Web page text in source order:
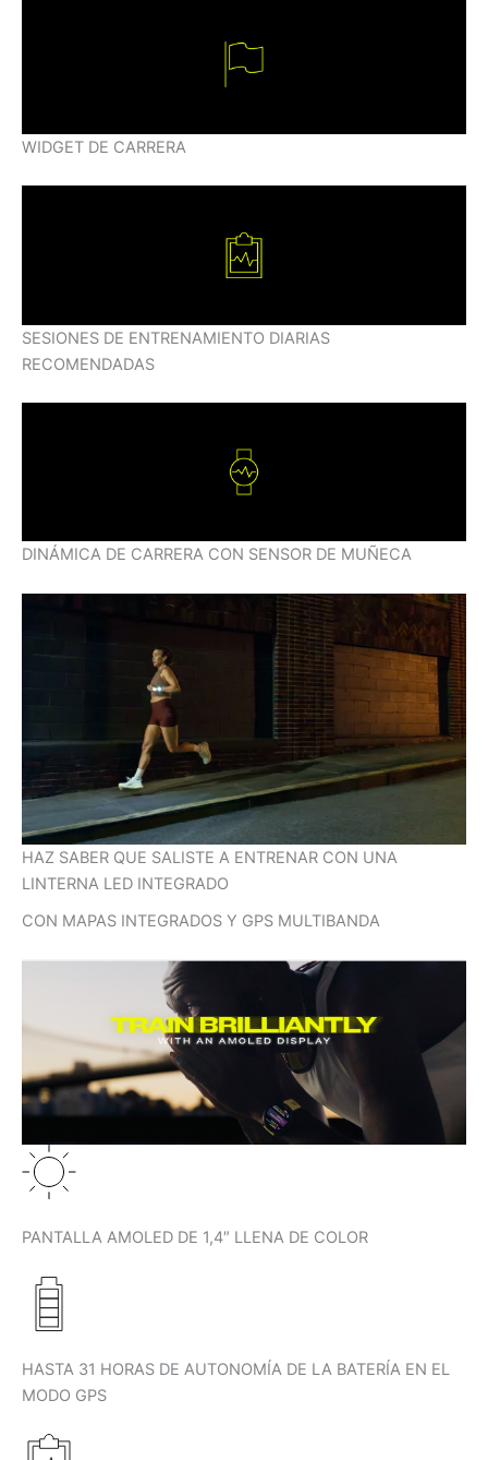
WIDGET DE CARRERA
SESIONES DE ENTRENAMIENTO DIARIAS
RECOMENDADAS
DINÁMICA DE CARRERA CON SENSOR DE MUÑECA
HAZ SABER QUE SALISTE A ENTRENAR CON UNA
LINTERNA LED INTEGRADO
CON MAPAS INTEGRADOS Y GPS MULTIBANDA
PANTALLA AMOLED DE 1,4″ LLENA DE COLOR
HASTA 31 HORAS DE AUTONOMÍA DE LA BATERÍA EN EL
MODO GPS